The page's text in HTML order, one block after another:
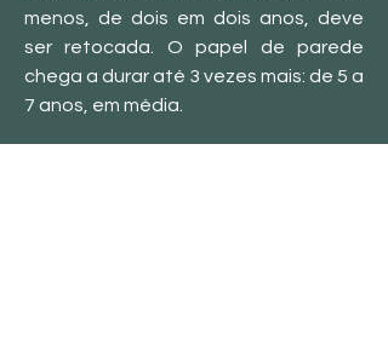
menos, de dois em dois anos, deve
ser retocada. O papel de parede
chega a durar até 3 vezes mais: de 5 a
7 anos, em média.